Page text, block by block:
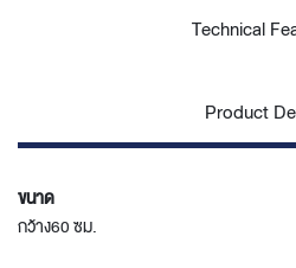
Technical
Product
ขนาด
กว้าง60 ซม.